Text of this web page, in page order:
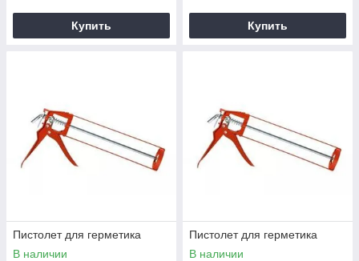
Купить Купить
Пистолет для герметика
В наличии
Пистолет для герметика
В наличии